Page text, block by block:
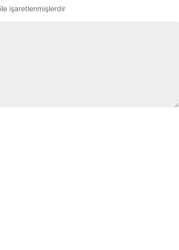
ile işaretlenmişlerdir